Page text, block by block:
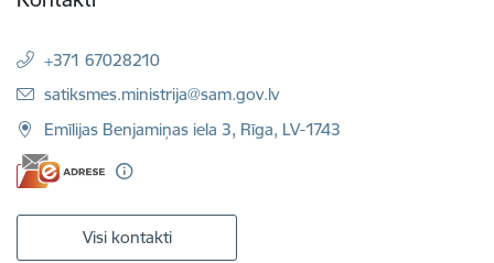
+371 67028210
E-pasts:
satiksmes.ministrija@sam.gov.lv
Emīlijas Benjamiņas iela 3, Rīga, LV-1743
Visi kontakti